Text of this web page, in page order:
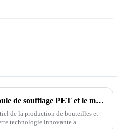
Pour obtenir plus d'informations sur le moule de soufflage PET et le mouleur de soufflage rotatif
de la production de bouteilles et
technologie innovante a